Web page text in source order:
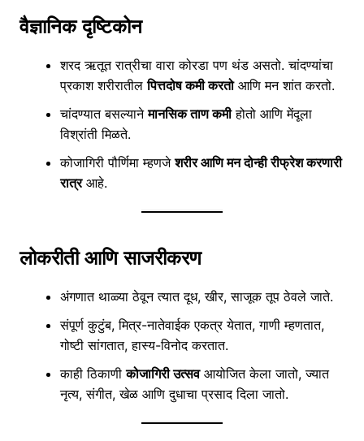
वैज्ञानिक दृष्टिकोन
शरद ऋतूत रात्रीचा वारा कोरडा पण थंड असतो. चांदण्यांचा
प्रकाश शरीरातीलपित्तदोष कमी करतोआणि मन शांत करतो.
चांदण्यात बसल्यानेमानसिक ताण कमीहोतो आणि मेंदूला
विश्रांती मिळते.
कोजागिरी पौर्णिमा म्हणजेशरीर आणि मन दोन्ही रीफ्रेश करणारी
रात्रआहे.
लोकरीती आणि साजरीकरण
अंगणात थाळ्या ठेवून त्यात दूध, खीर, साजूक तूप ठेवले जाते.
संपूर्ण कुटुंब, मित्र-नातेवाईक एकत्र येतात, गाणी म्हणतात,
गोष्टी सांगतात, हास्य-विनोद करतात.
काही ठिकाणीकोजागिरी उत्सवआयोजित केला जातो, ज्यात
नृत्य, संगीत, खेळ आणि दुधाचा प्रसाद दिला जातो.